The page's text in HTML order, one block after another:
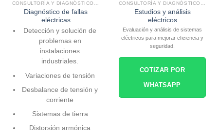
CONSULTORÍA Y DIAGNÓSTICO ELÉCTRICO
Diagnóstico de fallas
eléctricas
Detección y solución de
problemas en
instalaciones
industriales.
Variaciones de tensión
Desbalance de tensión y
corriente
Sistemas de tierra
Distorsión armónica
CONSULTORÍA Y DIAGNÓSTICO ELÉCTRICO
Estudios y análisis
eléctricos
Evaluación y análisis de sistemas
eléctricos para mejorar eficiencia y
seguridad.
COTIZAR POR
WHATSAPP